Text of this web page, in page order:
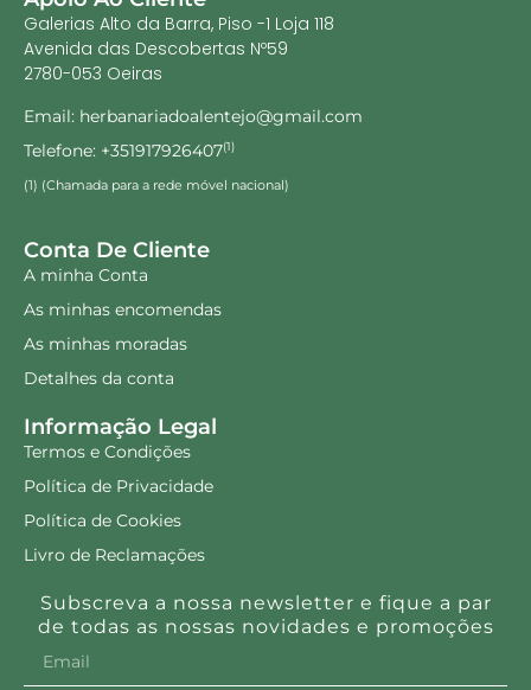
Galerias Alto da Barra, Piso -1 Loja 118
Avenida das Descobertas Nº59
2780-053 Oeiras
Email: herbanariadoalentejo@gmail.com
Telefone: +351917926407(1)
(1) (Chamada para a rede móvel nacional)
Conta De Cliente
A minha Conta
As minhas encomendas
As minhas moradas
Detalhes da conta
Informação Legal
Termos e Condições
Política de Privacidade
Política de Cookies
Livro de Reclamações
Subscreva a nossa newsletter e fique a par
de todas as nossas novidades e promoções